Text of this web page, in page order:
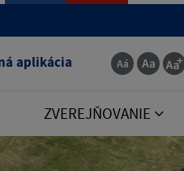
aplikácia
ZVEREJŇOVANIE